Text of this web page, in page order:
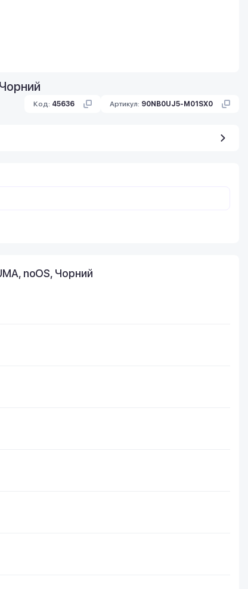
Код: 45636 Артикул: 90NB0UJ5-M01SX0
noOS, Чорний